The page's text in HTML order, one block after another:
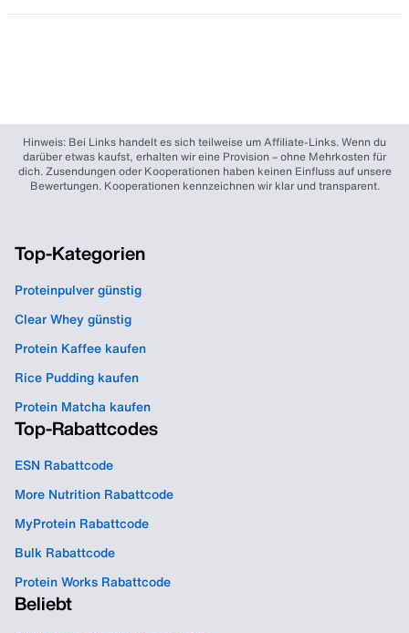
Hinweis: Bei Links handelt es sich teilweise um Affiliate-Links. Wenn du
darüber etwas kaufst, erhalten wir eine Provision – ohne Mehrkosten für
dich. Zusendungen oder Kooperationen haben keinen Einfluss auf unsere
Bewertungen. Kooperationen kennzeichnen wir klar und transparent.
Top-Kategorien
Proteinpulver günstig
Clear Whey günstig
Protein Kaffee kaufen
Rice Pudding kaufen
Protein Matcha kaufen
Top-Rabattcodes
ESN Rabattcode
More Nutrition Rabattcode
MyProtein Rabattcode
Bulk Rabattcode
Protein Works Rabattcode
Beliebt